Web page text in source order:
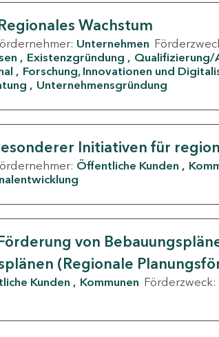
Wachstum
Unternehmen
Existenzgründung
Qualifizierung/
Forschung, Innovationen und
Unternehmensgründung
Initiativen für
Öffentliche Kunden
von
(Regionale
Kunden Kommunen Förderzweck: